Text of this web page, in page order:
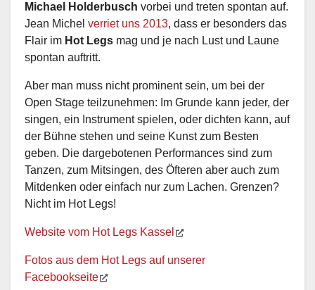
Michael Holderbusch vorbei und treten spontan auf.
Jean Michel verriet uns 2013, dass er besonders das
Flair im Hot Legs mag und je nach Lust und Laune
spontan auftritt.
Aber man muss nicht prominent sein, um bei der
Open Stage teilzunehmen: Im Grunde kann jeder, der
singen, ein Instrument spielen, oder dichten kann, auf
der Bühne stehen und seine Kunst zum Besten
geben. Die dargebotenen Performances sind zum
Tanzen, zum Mitsingen, des Öfteren aber auch zum
Mitdenken oder einfach nur zum Lachen. Grenzen?
Nicht im Hot Legs!
Website vom Hot Legs Kassel
Fotos aus dem Hot Legs auf unserer
Facebookseite